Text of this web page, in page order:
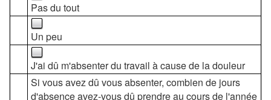
Pas du tout
Un peu
J'ai dû m'absenter du travail à cause de la douleur
Si vous avez dû vous absenter, combien de jours
d'absence avez-vous dû prendre au cours de l'année